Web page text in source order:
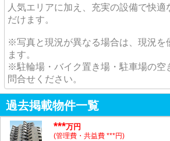
人気エリアに加え、充実の設備で快適
だけます。
※写真と現況が異なる場合は、現況を
ます。
※駐輪場・バイク置き場・駐車場の空
問合せください。
過去掲載物件一覧
***万円
(管理費・共益費 ***円)